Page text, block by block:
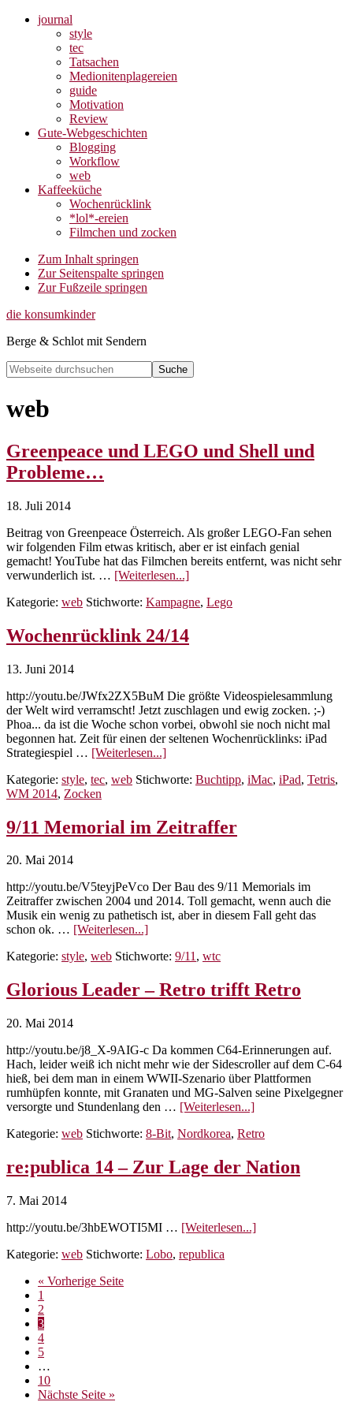
journal
style
tec
Tatsachen
Medionitenplagereien
guide
Motivation
Review
Gute-Webgeschichten
Blogging
Workflow
web
Kaffeeküche
Wochenrücklink
*lol*-ereien
Filmchen und zocken
Zum Inhalt springen
Zur Seitenspalte springen
Zur Fußzeile springen
die konsumkinder
Berge & Schlot mit Sendern
Webseite
durchsuchen
Search
web
Greenpeace und LEGO und Shell und
Probleme…
18. Juli 2014
Beitrag von Greenpeace Österreich. Als großer LEGO-Fan sehen
wir folgenden Film etwas kritisch, aber er ist einfach genial
gemacht! YouTube hat das Filmchen bereits entfernt, was nicht sehr
verwunderlich ist. … [Weiterlesen...]ÜberGreenpeace
LEGO
und
Kategorie: web Stichworte: Kampagne, Lego
Wochenrücklink 24/14
13. Juni 2014
http://youtu.be/JWfx2ZX5BuM Die größte Videospielesammlung
der Welt wird verramscht! Jetzt zuschlagen und ewig zocken. ;-)
Phoa... da ist die Woche schon vorbei, obwohl sie noch nicht mal
begonnen hat. Zeit für einen der seltenen Wochenrücklinks: iPad
Strategiespiel … [Weiterlesen...]ÜberWochenrücklink
Kategorie: style, tec, web Stichworte: Buchtipp, iMac, iPad, Tetris,
WM 2014, Zocken
9/11 Memorial im Zeitraffer
20. Mai 2014
http://youtu.be/V5teyjPeVco Der Bau des 9/11 Memorials im
Zeitraffer zwischen 2004 und 2014. Toll gemacht, wenn auch die
Musik ein wenig zu pathetisch ist, aber in diesem Fall geht das
schon ok. … [Weiterlesen...]Über9/11
im
Kategorie: style, web Stichworte: 9/11, wtc
Glorious Leader – Retro trifft Retro
20. Mai 2014
http://youtu.be/j8_X-9AIG-c Da kommen C64-Erinnerungen auf.
Hach, leider weiß ich nicht mehr wie der Sidescroller auf dem C-64
hieß, bei dem man in einem WWII-Szenario über Plattformen
rumhüpfen konnte, mit Granaten und MG-Salven seine Pixelgegner
versorgte und Stundenlang den … [Weiterlesen...]ÜberGlorious
–
trifft
Retro
Kategorie: web Stichworte: 8-Bit, Nordkorea, Retro
re:publica 14 – Zur Lage der Nation
7. Mai 2014
http://youtu.be/3hbEWOTI5MI … [Weiterlesen...]Überre:publica
Kategorie: web Stichworte: Lobo, republica
« Vorherige Seiteaufrufen
Seite
1
Seite
2
Seite
3
Seite
4
Seite
5
Zwischenseiten
…
Seite
10
Nächste Seite aufrufen
»